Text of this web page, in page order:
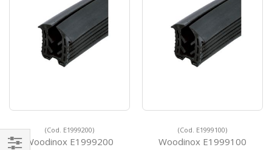
(Cod. E1999200)
Woodinox E1999200
(Cod. E1999100)
Woodinox E1999100